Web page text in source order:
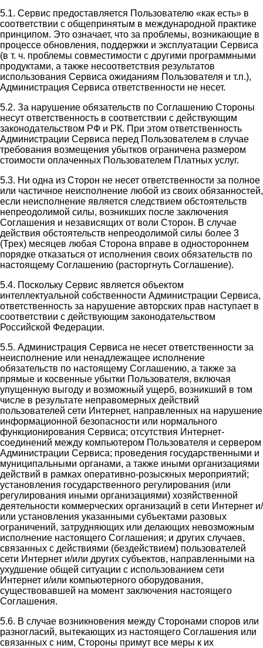
5.1. Сервис предоставляется Пользователю «как есть» в
соответствии с общепринятым в международной практике
принципом. Это означает, что за проблемы, возникающие в
процессе обновления, поддержки и эксплуатации Сервиса
(в т. ч. проблемы совместимости с другими программными
продуктами, а также несоответствия результатов
использования Сервиса ожиданиям Пользователя и т.п.),
Администрация Сервиса ответственности не несет.
5.2. За нарушение обязательств по Соглашению Стороны
несут ответственность в соответствии с действующим
законодательством РФ и РК. При этом ответственность
Администрации Сервиса перед Пользователем в случае
требования возмещения убытков ограничена размером
стоимости оплаченных Пользователем Платных услуг.
5.3. Ни одна из Сторон не несет ответственности за полное
или частичное неисполнение любой из своих обязанностей,
если неисполнение является следствием обстоятельств
непреодолимой силы, возникших после заключения
Соглашения и независящих от воли Сторон. В случае
действия обстоятельств непреодолимой силы более 3
(Трех) месяцев любая Сторона вправе в одностороннем
порядке отказаться от исполнения своих обязательств по
настоящему Соглашению (расторгнуть Соглашение).
5.4. Поскольку Сервис является объектом
интеллектуальной собственности Администрации Сервиса,
ответственность за нарушение авторских прав наступает в
соответствии с действующим законодательством
Российской Федерации.
5.5. Администрация Сервиса не несет ответственности за
неисполнение или ненадлежащее исполнение
обязательств по настоящему Соглашению, а также за
прямые и косвенные убытки Пользователя, включая
упущенную выгоду и возможный ущерб, возникший в том
числе в результате неправомерных действий
пользователей сети Интернет, направленных на нарушение
информационной безопасности или нормального
функционирования Сервиса; отсутствия Интернет-
соединений между компьютером Пользователя и сервером
Администрации Сервиса; проведения государственными и
муниципальными органами, а также иными организациями
действий в рамках оперативно-розыскных мероприятий;
установления государственного регулирования (или
регулирования иными организациями) хозяйственной
деятельности коммерческих организаций в сети Интернет и/
или установления указанными субъектами разовых
ограничений, затрудняющих или делающих невозможным
исполнение настоящего Соглашения; и других случаев,
связанных с действиями (бездействием) пользователей
сети Интернет и/или других субъектов, направленными на
ухудшение общей ситуации с использованием сети
Интернет и/или компьютерного оборудования,
существовавшей на момент заключения настоящего
Соглашения.
5.6. В случае возникновения между Сторонами споров или
разногласий, вытекающих из настоящего Соглашения или
связанных с ним, Стороны примут все меры к их